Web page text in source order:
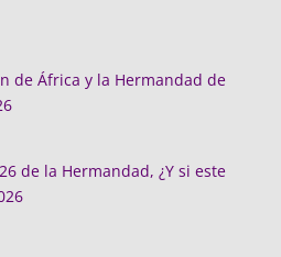
de África y la Hermandad de
de la Hermandad, ¿Y si este